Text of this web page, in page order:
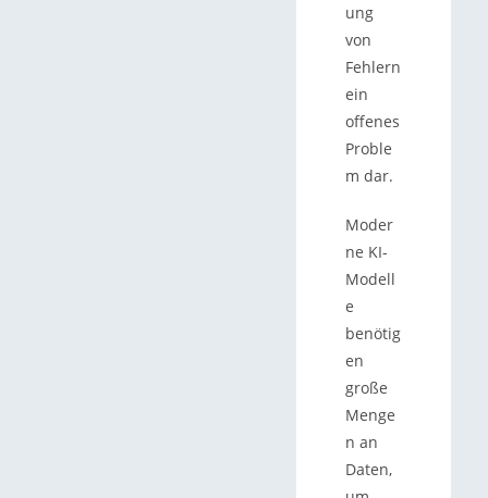
ung
von
Fehlern
ein
offenes
Proble
m dar.
Moder
ne KI-
Modell
e
benötig
en
große
Menge
n an
Daten,